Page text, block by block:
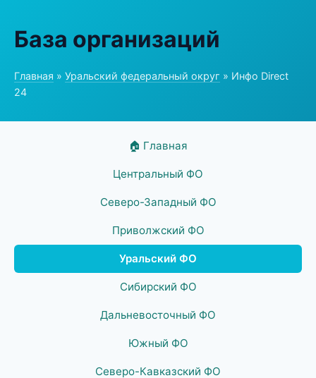
База организаций
Главная » Уральский федеральный округ » Инфо Direct
24
🏠 Главная
Центральный ФО
Северо-Западный ФО
Приволжский ФО
Уральский ФО
Сибирский ФО
Дальневосточный ФО
Южный ФО
Северо-Кавказский ФО